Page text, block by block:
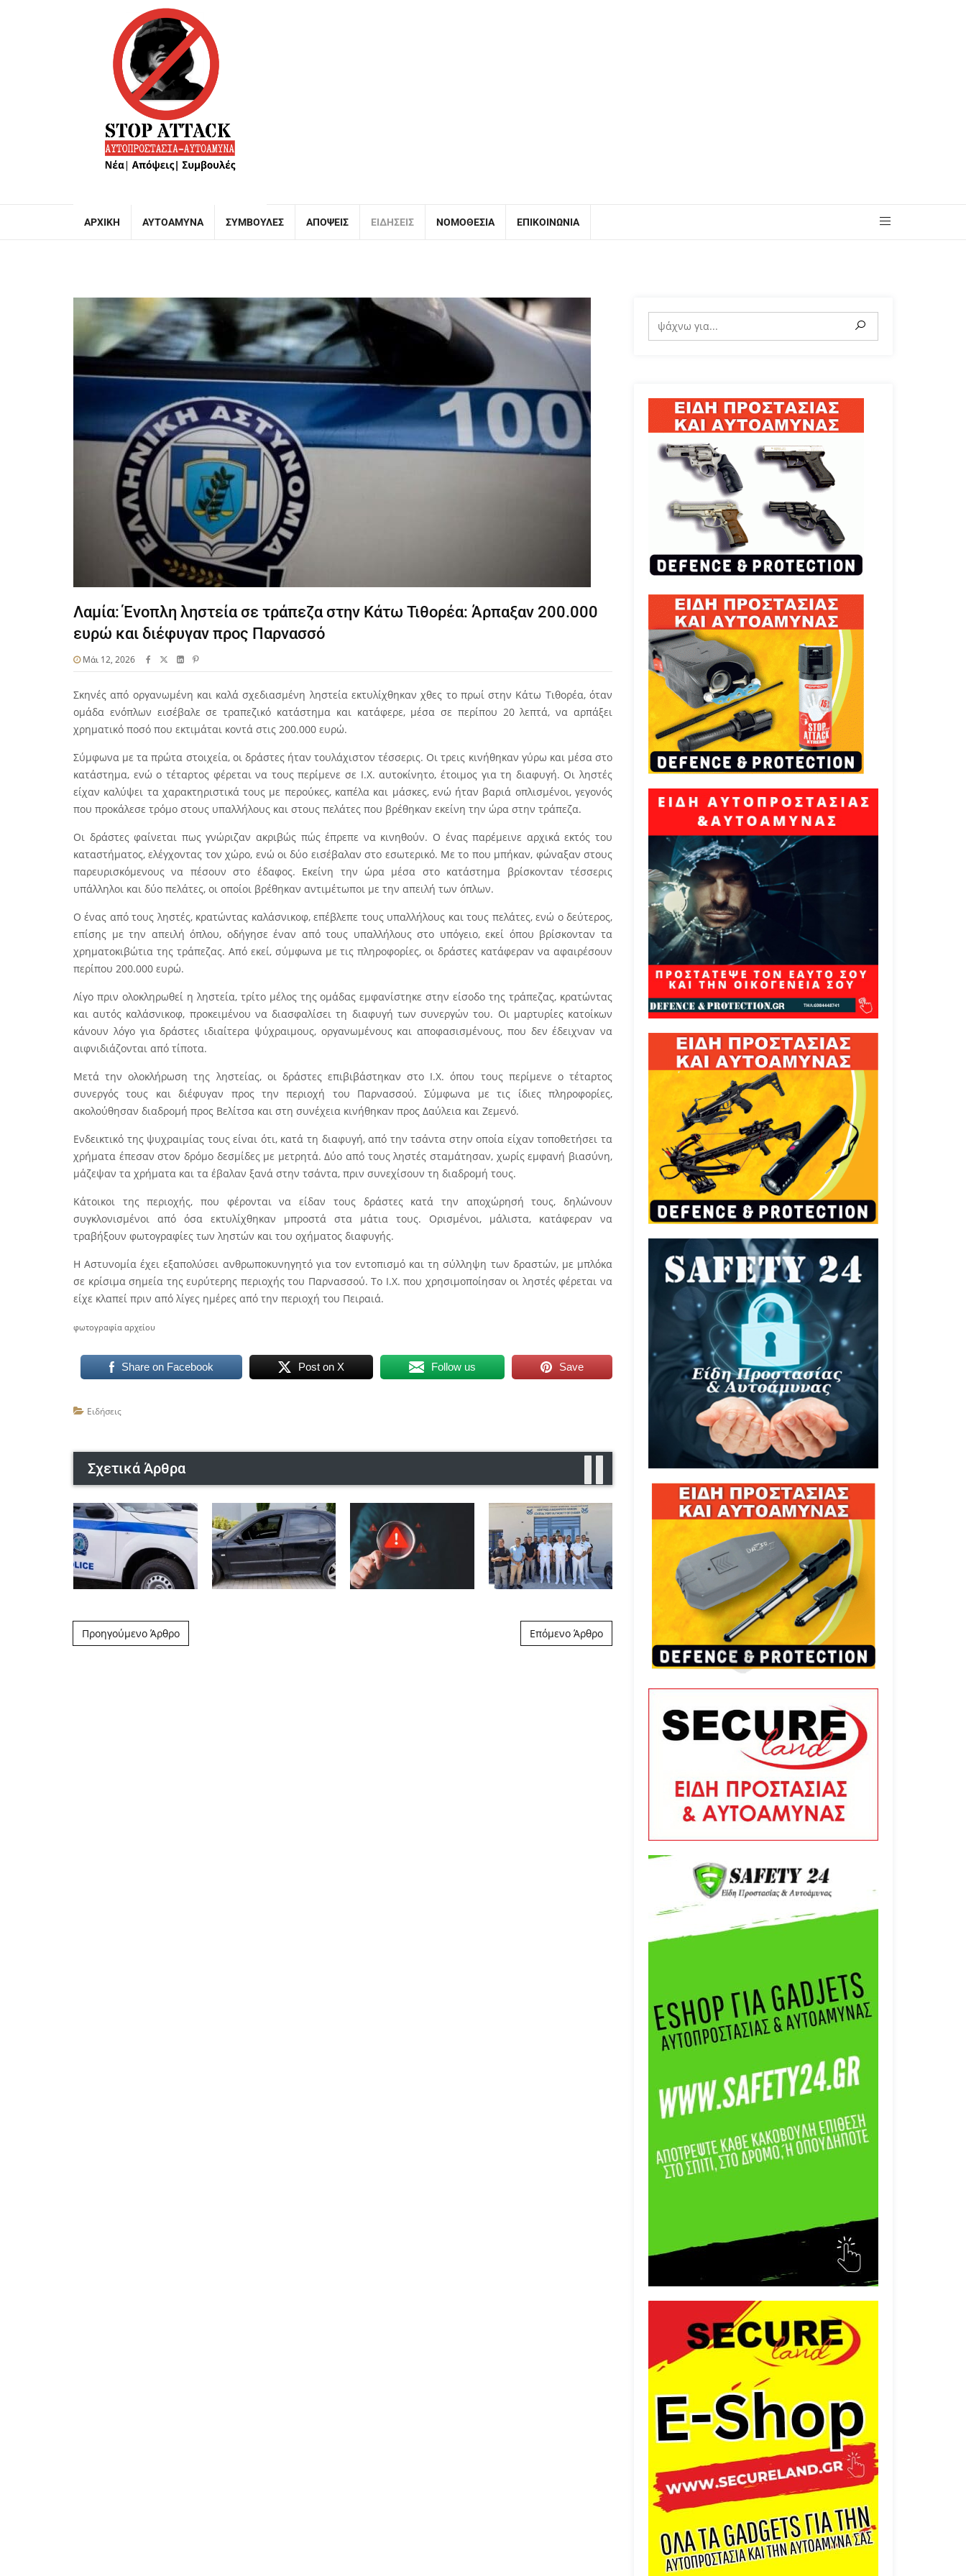
ΑΡΧΙΚΉ ΑΥΤΟΆΜΥΝΑ ΣΥΜΒΟΥΛΈΣ ΑΠΌΨΕΙΣ ΕΙΔΉΣΕΙΣ ΝΟΜΟΘΕΣΊΑ ΕΠΙΚΟΙΝΩΝΊΑ
Λαμία: Ένοπλη ληστεία σε τράπεζα στην Κάτω Τιθορέα: Άρπαξαν 200.000
ευρώ και διέφυγαν προς Παρνασσό
Μάι 12, 2026
Σκηνές από οργανωμένη και καλά σχεδιασμένη ληστεία εκτυλίχθηκαν χθες το πρωί στην Κάτω Τιθορέα, όταν
ομάδα ενόπλων εισέβαλε σε τραπεζικό κατάστημα και κατάφερε, μέσα σε περίπου 20 λεπτά, να αρπάξει
χρηματικό ποσό που εκτιμάται κοντά στις 200.000 ευρώ.
Σύμφωνα με τα πρώτα στοιχεία, οι δράστες ήταν τουλάχιστον τέσσερις. Οι τρεις κινήθηκαν γύρω και μέσα στο
κατάστημα, ενώ ο τέταρτος φέρεται να τους περίμενε σε Ι.Χ. αυτοκίνητο, έτοιμος για τη διαφυγή. Οι ληστές
είχαν καλύψει τα χαρακτηριστικά τους με περούκες, καπέλα και μάσκες, ενώ ήταν βαριά οπλισμένοι, γεγονός
που προκάλεσε τρόμο στους υπαλλήλους και στους πελάτες που βρέθηκαν εκείνη την ώρα στην τράπεζα.
Οι δράστες φαίνεται πως γνώριζαν ακριβώς πώς έπρεπε να κινηθούν. Ο ένας παρέμεινε αρχικά εκτός του
καταστήματος, ελέγχοντας τον χώρο, ενώ οι δύο εισέβαλαν στο εσωτερικό. Με το που μπήκαν, φώναξαν στους
παρευρισκόμενους να πέσουν στο έδαφος. Εκείνη την ώρα μέσα στο κατάστημα βρίσκονταν τέσσερις
υπάλληλοι και δύο πελάτες, οι οποίοι βρέθηκαν αντιμέτωποι με την απειλή των όπλων.
Ο ένας από τους ληστές, κρατώντας καλάσνικοφ, επέβλεπε τους υπαλλήλους και τους πελάτες, ενώ ο δεύτερος,
επίσης με την απειλή όπλου, οδήγησε έναν από τους υπαλλήλους στο υπόγειο, εκεί όπου βρίσκονταν τα
χρηματοκιβώτια της τράπεζας. Από εκεί, σύμφωνα με τις πληροφορίες, οι δράστες κατάφεραν να αφαιρέσουν
περίπου 200.000 ευρώ.
Λίγο πριν ολοκληρωθεί η ληστεία, τρίτο μέλος της ομάδας εμφανίστηκε στην είσοδο της τράπεζας, κρατώντας
και αυτός καλάσνικοφ, προκειμένου να διασφαλίσει τη διαφυγή των συνεργών του. Οι μαρτυρίες κατοίκων
κάνουν λόγο για δράστες ιδιαίτερα ψύχραιμους, οργανωμένους και αποφασισμένους, που δεν έδειχναν να
αιφνιδιάζονται από τίποτα.
Μετά την ολοκλήρωση της ληστείας, οι δράστες επιβιβάστηκαν στο Ι.Χ. όπου τους περίμενε ο τέταρτος
συνεργός τους και διέφυγαν προς την περιοχή του Παρνασσού. Σύμφωνα με τις ίδιες πληροφορίες,
ακολούθησαν διαδρομή προς Βελίτσα και στη συνέχεια κινήθηκαν προς Δαύλεια και Ζεμενό.
Ενδεικτικό της ψυχραιμίας τους είναι ότι, κατά τη διαφυγή, από την τσάντα στην οποία είχαν τοποθετήσει τα
χρήματα έπεσαν στον δρόμο δεσμίδες με μετρητά. Δύο από τους ληστές σταμάτησαν, χωρίς εμφανή βιασύνη,
μάζεψαν τα χρήματα και τα έβαλαν ξανά στην τσάντα, πριν συνεχίσουν τη διαδρομή τους.
Κάτοικοι της περιοχής, που φέρονται να είδαν τους δράστες κατά την αποχώρησή τους, δηλώνουν
συγκλονισμένοι από όσα εκτυλίχθηκαν μπροστά στα μάτια τους. Ορισμένοι, μάλιστα, κατάφεραν να
τραβήξουν φωτογραφίες των ληστών και του οχήματος διαφυγής.
Η Αστυνομία έχει εξαπολύσει ανθρωποκυνηγητό για τον εντοπισμό και τη σύλληψη των δραστών, με μπλόκα
σε κρίσιμα σημεία της ευρύτερης περιοχής του Παρνασσού. Το Ι.Χ. που χρησιμοποίησαν οι ληστές φέρεται να
είχε κλαπεί πριν από λίγες ημέρες από την περιοχή του Πειραιά.
φωτογραφία αρχείου
Share on Facebook Post on X Follow us Save
Ειδήσεις
Σχετικά Άρθρα
Post navigation
Προηγούμενο Άρθρο Επόμενο Άρθρο